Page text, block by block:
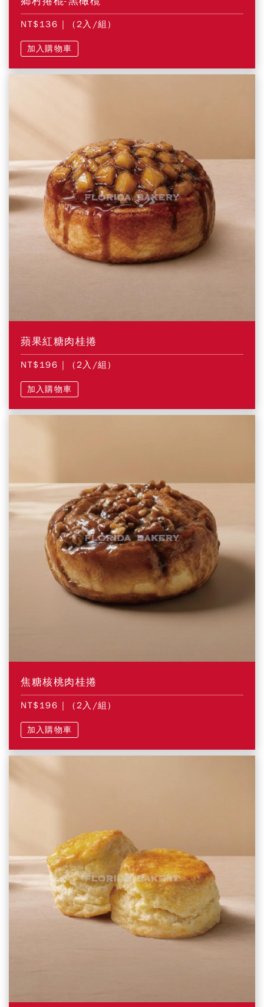
NT$136 | (2入/組)
加入購物車
蘋果紅糖肉桂捲
NT$196 | (2入/組)
加入購物車
焦糖核桃肉桂捲
NT$196 | (2入/組)
加入購物車